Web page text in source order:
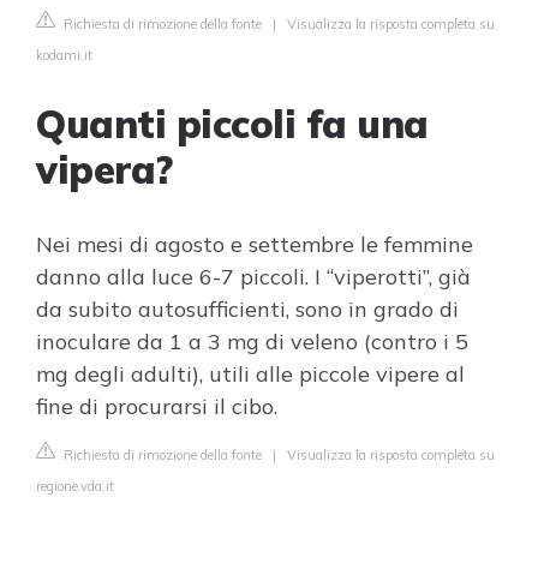
Richiesta di rimozione della fonte | Visualizza la risposta completa su
kodami.it
Quanti piccoli fa una
vipera?
Nei mesi di agosto e settembre le femmine
danno alla luce 6-7 piccoli. I “viperotti”, già
da subito autosufficienti, sono in grado di
inoculare da 1 a 3 mg di veleno (contro i 5
mg degli adulti), utili alle piccole vipere al
fine di procurarsi il cibo.
Richiesta di rimozione della fonte | Visualizza la risposta completa su
regione.vda.it